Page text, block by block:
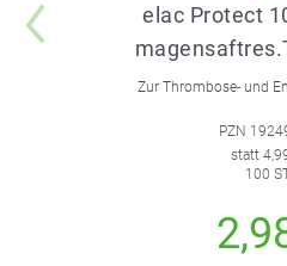
elac Protect
Zur Thrombose- und
PZN
statt
100